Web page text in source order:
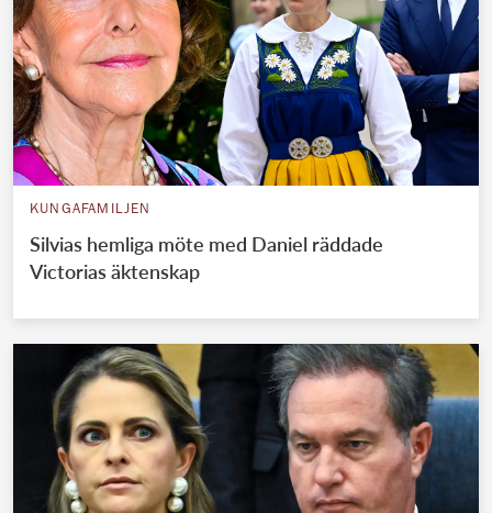
KUNGAFAMILJEN
Silvias hemliga möte med Daniel räddade
Victorias äktenskap